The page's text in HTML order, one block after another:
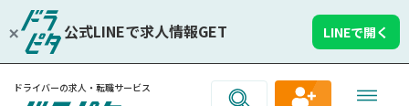
公式LINEで求人情報GET LINEで開く
ドライバーの求人・転職サービス